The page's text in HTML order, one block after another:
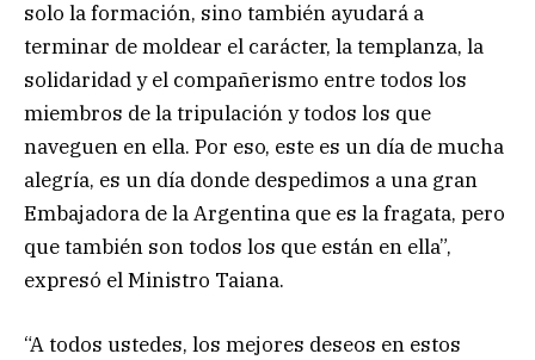
solo la formación, sino también ayudará a
terminar de moldear el carácter, la templanza, la
solidaridad y el compañerismo entre todos los
miembros de la tripulación y todos los que
naveguen en ella. Por eso, este es un día de mucha
alegría, es un día donde despedimos a una gran
Embajadora de la Argentina que es la fragata, pero
que también son todos los que están en ella”,
expresó el Ministro Taiana.
“A todos ustedes, los mejores deseos en estos